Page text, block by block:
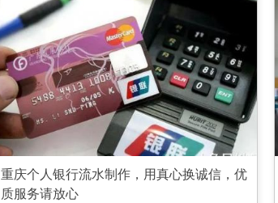
重庆个人银行流水制作，用真心换诚信，优
质服务请放心